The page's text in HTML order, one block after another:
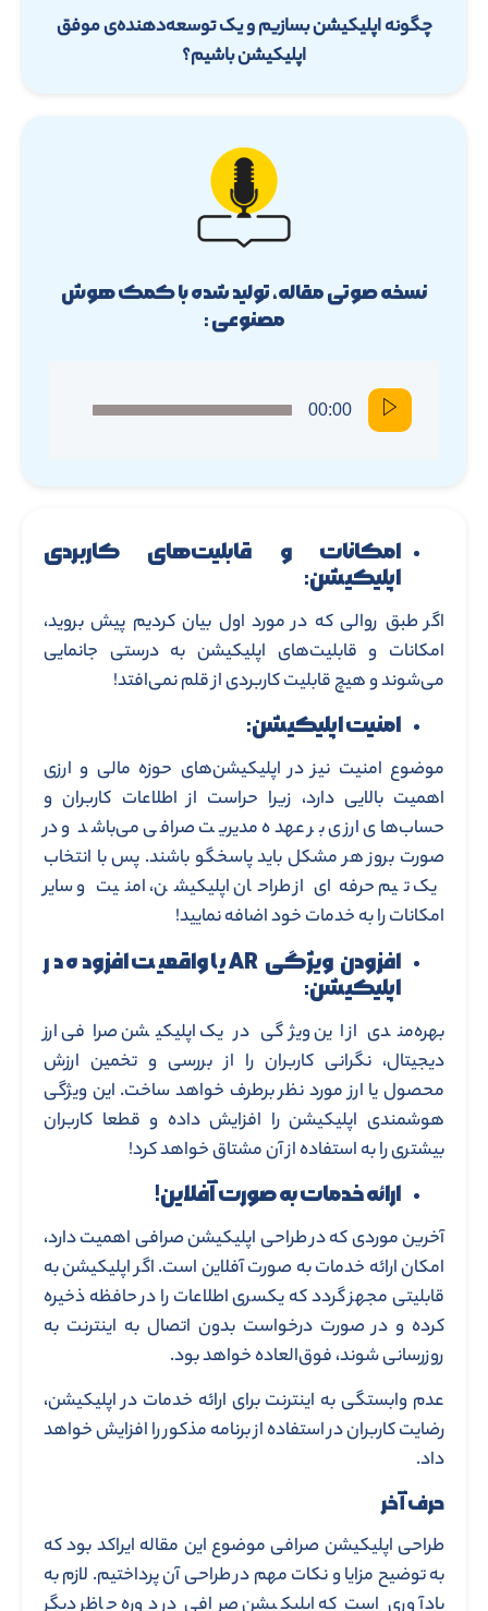
چگونه اپلیکیشن بسازیم و یک توسعه‌دهنده‌ی موفق
اپلیکیشن باشیم؟
نسخه صوتی مقاله، تولید شده با کمک هوش
مصنوعی :
00:00
امکانات و قابلیت‌های کاربردی
اپلیکیشن:
اگر طبق روالی که در مورد اول بیان کردیم پیش بروید،
امکانات و قابلیت‌های اپلیکیشن به درستی جانمایی
می‌شوند و هیچ قابلیت کاربردی از قلم نمی‌افتد!
امنیت اپلیکیشن:
موضوع امنیت نیز در اپلیکیشن‌های حوزه مالی و ارزی
اهمیت بالایی دارد، زیرا حراست از اطلاعات کاربران و
حساب‌های ارزی بر عهده مدیریت صرافی می‌باشد و در
صورت بروز هر مشکل باید پاسخگو باشند. پس با انتخاب
یک تیم حرفه‌ای از طراحان اپلیکیشن، امنیت و سایر
امکانات را به خدمات خود اضافه نمایید!
افزودن ویژگی AR یا واقعیت افزوده در
اپلیکیشن:
بهره‌مندی از این ویژگی در یک اپلیکیشن صرافی ارز
دیجیتال، نگرانی کاربران را از بررسی و تخمین ارزش
محصول یا ارز مورد نظر برطرف خواهد ساخت. این ویژگی
هوشمندی اپلیکیشن را افزایش داده و قطعا کاربران
بیشتری را به استفاده از آن مشتاق خواهد کرد!
ارائه خدمات به صورت آفلاین!
آخرین موردی که در طراحی اپلیکیشن صرافی اهمیت دارد،
امکان ارائه خدمات به صورت آفلاین است. اگر اپلیکیشن به
قابلیتی مجهز گردد که یکسری اطلاعات را در حافظه ذخیره
کرده و در صورت درخواست بدون اتصال به اینترنت به
روزرسانی شوند، فوق‌العاده خواهد بود.
عدم وابستگی به اینترنت برای ارائه خدمات در اپلیکیشن،
رضایت کاربران در استفاده از برنامه مذکور را افزایش خواهد
داد.
حرف آخر
طراحی اپلیکیشن صرافی موضوع این مقاله ایراکد بود که
به توضیح مزایا و نکات مهم در طراحی آن پرداختیم. لازم به